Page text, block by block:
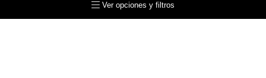
Ver opciones y filtros